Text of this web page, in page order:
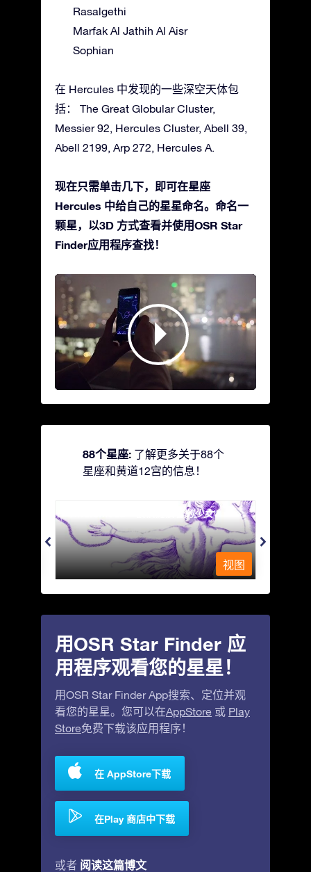
Rasalgethi
Marfak Al Jathih Al Aisr
Sophian
在 Hercules 中发现的一些深空天体包
括： The Great Globular Cluster,
Messier 92, Hercules Cluster, Abell 39,
Abell 2199, Arp 272, Hercules A.
现在只需单击几下，即可在星座
Hercules 中给自己的星星命名。命名一
颗星，以3D 方式查看并使用OSR Star
Finder应用程序查找！
88个星座: 了解更多关于88个
星座和黄道12宫的信息！
Andromeda - 被铁链锁着的少女
视图
用OSR Star Finder 应
用程序观看您的星星！
用OSR Star Finder App搜索、定位并观
看您的星星。您可以在AppStore 或 Play
Store免费下载该应用程序！
在 AppStore下载
在Play 商店中下载
或者 阅读这篇博文